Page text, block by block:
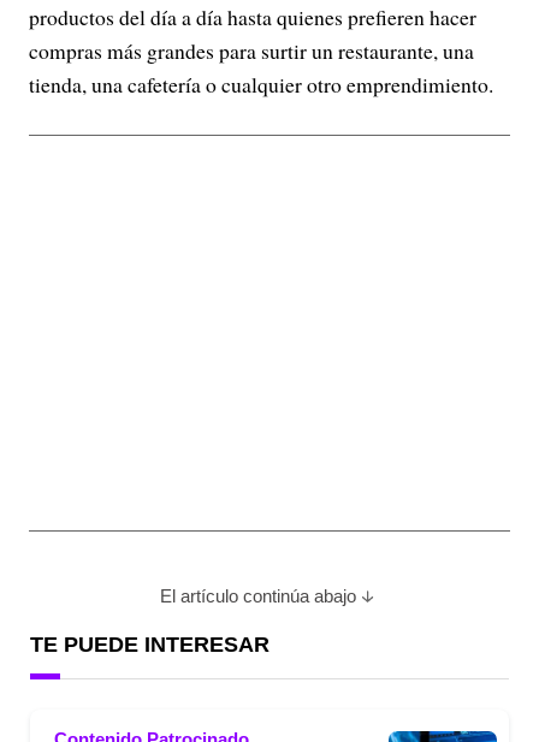
productos del día a día hasta quienes prefieren hacer
compras más grandes para surtir un restaurante, una
tienda, una cafetería o cualquier otro emprendimiento.
El artículo continúa abajo
TE PUEDE INTERESAR